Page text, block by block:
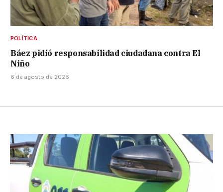
POLÍTICA
Báez pidió responsabilidad ciudadana contra El
Niño
6 de agosto de 2026